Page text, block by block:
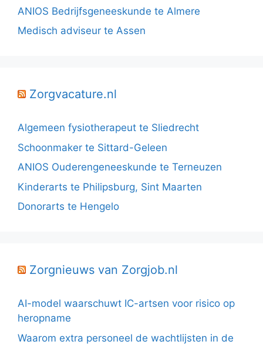
ANIOS Bedrijfsgeneeskunde te Almere
Medisch adviseur te Assen
Zorgvacature.nl
Algemeen fysiotherapeut te Sliedrecht
Schoonmaker te Sittard-Geleen
ANIOS Ouderengeneeskunde te Terneuzen
Kinderarts te Philipsburg, Sint Maarten
Donorarts te Hengelo
Zorgnieuws van Zorgjob.nl
AI-model waarschuwt IC-artsen voor risico op
heropname
Waarom extra personeel de wachtlijsten in de